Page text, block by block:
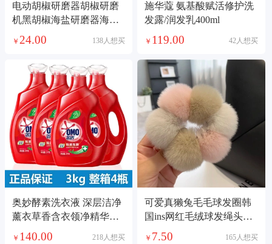
电动胡椒研磨器胡椒研磨
机黑胡椒海盐研磨器海盐
研磨瓶家用胡椒磨
￥ 24.00 138人想买
施华蔻 氨基酸赋活修护洗
发露/润发乳400ml
￥ 119.00 42人想买
奥妙酵素洗衣液 深层洁净
薰衣草香含衣领净精华洗
衣液 多规格可选
￥ 140.00 218人想买
可爱真獭兔毛毛球发圈韩
国ins网红毛绒球发绳头绳
扎头发头绳新款
￥ 7.50 165人想买